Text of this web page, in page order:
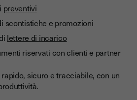
preventivi
scontistiche e promozioni
lettere di incarico
riservati con clienti e partner
sicuro e tracciabile, con un